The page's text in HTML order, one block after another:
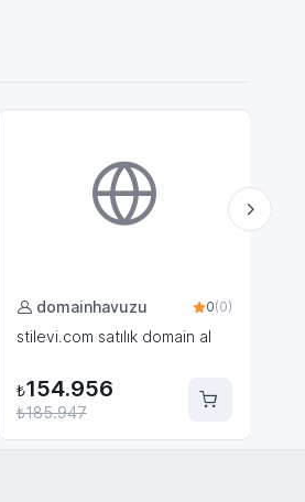
domainhavuzu 0(0)
stilevi.com satılık domain al
₺154.956
₺185.947